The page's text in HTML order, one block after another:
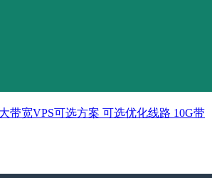
带宽VPS可选方案 可选优化线路 10G带